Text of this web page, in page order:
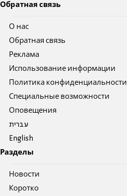
Обратная связь
О нас
Обратная связь
Реклама
Использование информации
Политика конфиденциальности
Специальные возможности
Оповещения
עברית
English
Разделы
Новости
Коротко